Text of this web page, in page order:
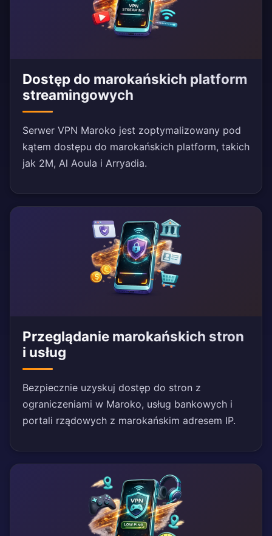
Dostęp do marokańskich platform
streamingowych
Serwer VPN Maroko jest zoptymalizowany pod
kątem dostępu do marokańskich platform, takich
jak 2M, Al Aoula i Arryadia.
Przeglądanie marokańskich stron
i usług
Bezpiecznie uzyskuj dostęp do stron z
ograniczeniami w Maroko, usług bankowych i
portali rządowych z marokańskim adresem IP.